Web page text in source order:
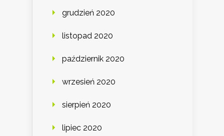
grudzień 2020
listopad 2020
październik 2020
wrzesień 2020
sierpień 2020
lipiec 2020